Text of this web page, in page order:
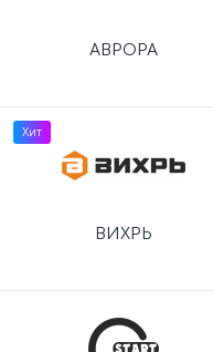
АВРОРА
Хит
ВИХРЬ